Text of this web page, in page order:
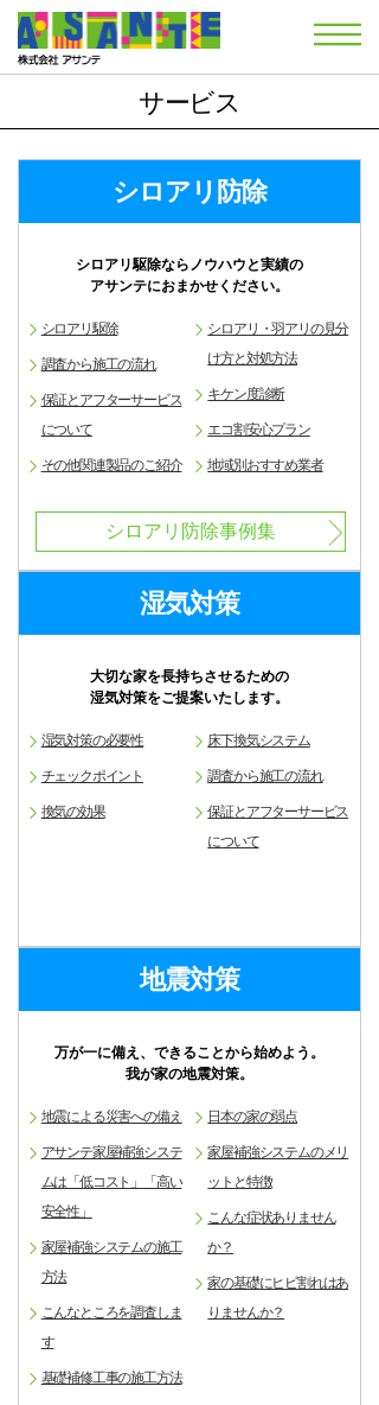
サービス
シロアリ防除
シロアリ駆除ならノウハウと実績の
アサンテにおまかせください。
シロアリ駆除
調査から施工の流れ
保証とアフターサービス
について
その他関連製品のご紹介
シロアリ・羽アリの見分
け方と対処方法
キケン度診断
エコ割安心プラン
地域別おすすめ業者
シロアリ防除事例集
湿気対策
大切な家を長持ちさせるための
湿気対策をご提案いたします。
湿気対策の必要性
チェックポイント
換気の効果
床下換気システム
調査から施工の流れ
保証とアフターサービス
について
地震対策
万が一に備え、できることから始めよう。
我が家の地震対策。
地震による災害への備え
アサンテ家屋補強システ
ムは「低コスト」「高い
安全性」
家屋補強システムの施工
方法
こんなところを調査しま
す
基礎補修工事の施工方法
日本の家の弱点
家屋補強システムのメリ
ットと特徴
こんな症状ありません
か？
家の基礎にヒビ割れはあ
りませんか？